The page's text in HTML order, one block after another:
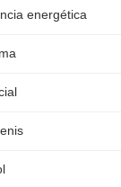
energética